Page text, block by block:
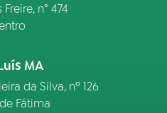
n° 474
MA
da Silva, nº 126
Fátima